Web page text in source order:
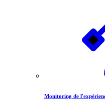
Monitoring de